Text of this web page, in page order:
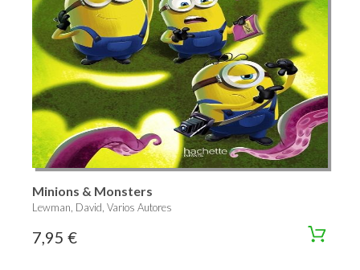
Minions & Monsters
Lewman, David, Varios Autores
7,95 €